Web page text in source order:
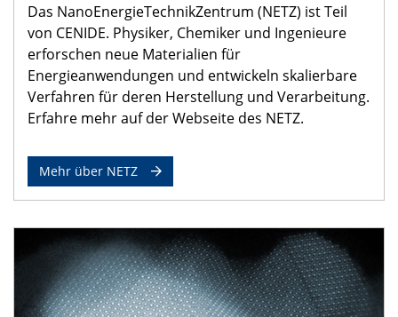
Das NanoEnergieTechnikZentrum (NETZ) ist Teil
von CENIDE. Physiker, Chemiker und Ingenieure
erforschen neue Materialien für
Energieanwendungen und entwickeln skalierbare
Verfahren für deren Herstellung und Verarbeitung.
Erfahre mehr auf der Webseite des NETZ.
Mehr über NETZ